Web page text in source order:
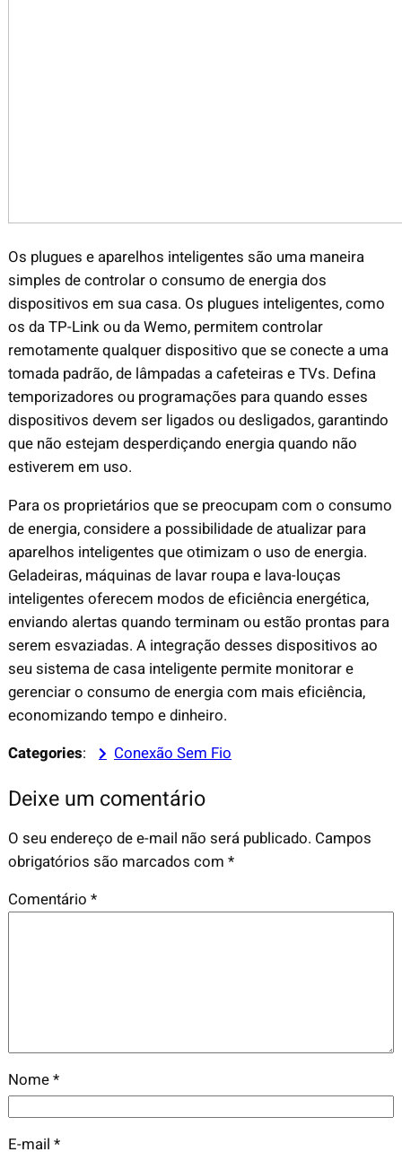
Os plugues e aparelhos inteligentes são uma maneira
simples de controlar o consumo de energia dos
dispositivos em sua casa. Os plugues inteligentes, como
os da TP-Link ou da Wemo, permitem controlar
remotamente qualquer dispositivo que se conecte a uma
tomada padrão, de lâmpadas a cafeteiras e TVs. Defina
temporizadores ou programações para quando esses
dispositivos devem ser ligados ou desligados, garantindo
que não estejam desperdiçando energia quando não
estiverem em uso.
Para os proprietários que se preocupam com o consumo
de energia, considere a possibilidade de atualizar para
aparelhos inteligentes que otimizam o uso de energia.
Geladeiras, máquinas de lavar roupa e lava-louças
inteligentes oferecem modos de eficiência energética,
enviando alertas quando terminam ou estão prontas para
serem esvaziadas. A integração desses dispositivos ao
seu sistema de casa inteligente permite monitorar e
gerenciar o consumo de energia com mais eficiência,
economizando tempo e dinheiro.
Categories: Conexão Sem Fio
Deixe um comentário
O seu endereço de e-mail não será publicado. Campos
obrigatórios são marcados com *
Comentário *
Nome*
E-mail *